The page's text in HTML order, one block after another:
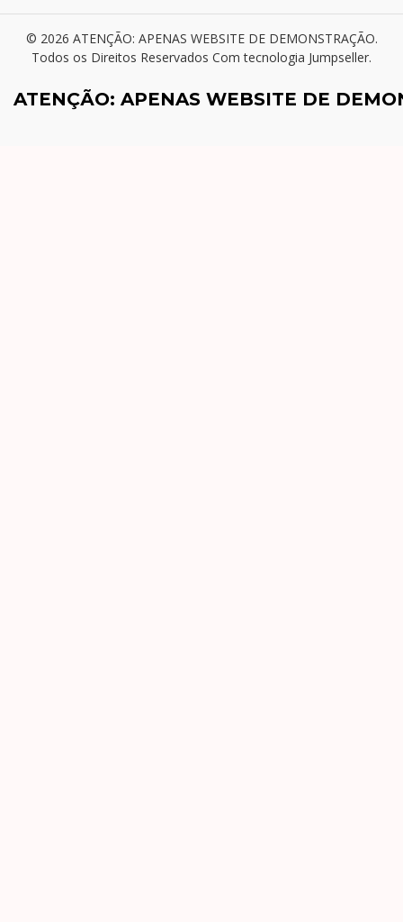
© 2026 ATENÇÃO: APENAS WEBSITE DE DEMONSTRAÇÃO.
Todos os Direitos Reservados Com tecnologia Jumpseller.
ATENÇÃO: APENAS WEBSITE DE